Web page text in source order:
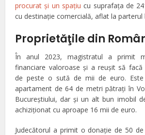
procurat şi un spaţiucu suprafaţa de
cu destinaţie comercială, aflat la parterul
Proprietăţile din
În anul 2023, magistratul a primit
financiare valoroase și a reușit să facă
de peste o sută de mii de euro.
apartament de 64 de metri pătrați în
Bucureştiului, dar și un alt bun imobil
achiziționat cu aproape 16 mii de euro.
Judecătorul a primit o donație de 50